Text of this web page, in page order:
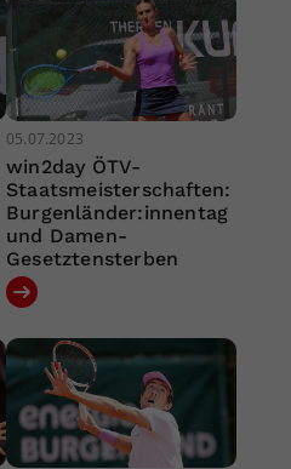
05.07.2023
win2day ÖTV-
Staatsmeisterschaften:
Burgenländer:innentag
und Damen-
Gesetztensterben